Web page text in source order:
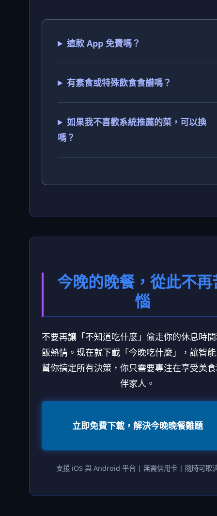
這款 App 免費嗎？
有素食或特殊飲食食譜嗎？
如果我不喜歡系統推薦的菜，可以換
嗎？
今晚的晚餐，從此不再
惱
不要再讓「不知道吃什麼」偷走你的休息時
飯熱情。现在就下載「今晚吃什麼」，讓智
幫你搞定所有決策，你只需要專注在享受美
伴家人。
立即免費下載，解決今晚晚餐難題
支援 iOS 與 Android 平台 | 無需信用卡 | 隨時可取